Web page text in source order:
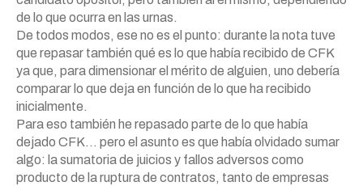
de lo que ocurra en las urnas.
De todos modos, ese no es el punto: durante la nota tuve
que repasar también qué es lo que había recibido de CFK
ya que, para dimensionar el mérito de alguien, uno debería
comparar lo que deja en función de lo que ha recibido
inicialmente.
Para eso también he repasado parte de lo que había
dejado CFK… pero el asunto es que había olvidado sumar
algo: la sumatoria de juicios y fallos adversos como
producto de la ruptura de contratos, tanto de empresas